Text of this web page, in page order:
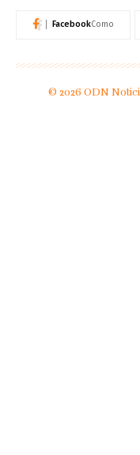
FacebookComo
© 2026 ODN